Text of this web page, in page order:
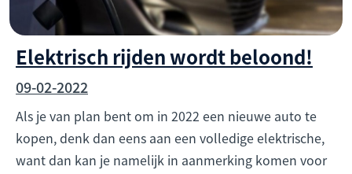
Elektrisch rijden wordt beloond!
09-02-2022
Als je van plan bent om in 2022 een nieuwe auto te
kopen, denk dan eens aan een volledige elektrische,
want dan kan je namelijk in aanmerking komen voor